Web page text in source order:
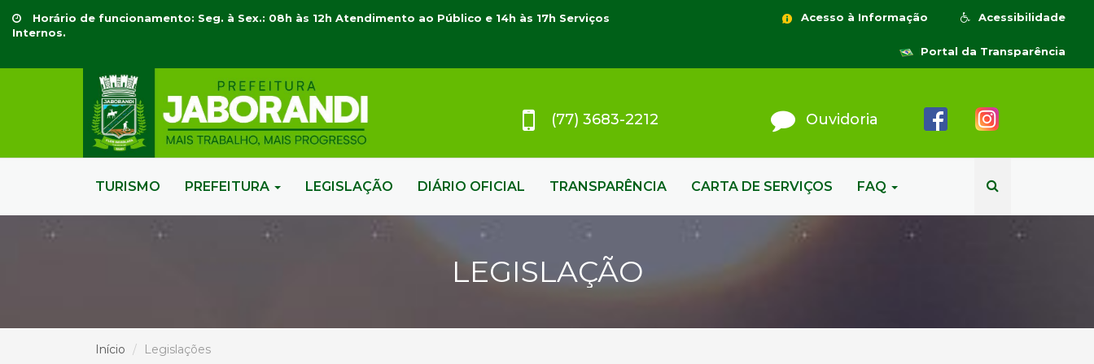
Horário de funcionamento: Seg. à Sex.: 08h às 12h Atendimento ao Público e 14h às 17h Serviços
Internos.
Acessibilidade
Acesso à Informação
Portal da Transparência
(77) 3683-2212 Ouvidoria
TURISMO PREFEITURA LEGISLAÇÃO DIÁRIO OFICIAL TRANSPARÊNCIA CARTA DE SERVIÇOS FAQ
LEGISLAÇÃO
Início Legislações